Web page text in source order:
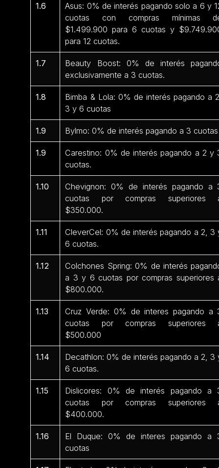
1.6
Asus: 0% de interés pagando solo a 6 y
cuotas con compras mínimas
$1.499.900 para 6 cuotas y
para 12 cuotas.
1.7
Beauty Boost: 0% de interés
exclusivamente a 3 cuotas.
1.8
Bimba & Lola: 0% de interés pagando a
3 y 6 cuotas
1.9 Bylmo: 0% de interés pagando a 3 cuotas
1.9
Carestino: 0% de interés pagando a 2 y
cuotas.
1.10
Chevignon: 0% de interés pagando a
cuotas por compras superiores
$350.000.
1.11
CleverCel: 0% de interés pagando a 2, 3
6 cuotas.
1.12
Colchones Spring: 0% de interés
a 3 y 6 cuotas por compras superiores
$800.000.
1.13
Cruz Verde: 0% de interes pagando a
cuotas por compras superiores
$500.000
1.14
Decathlon: 0% de interés pagando a 2, 3
6 cuotas.
1.15
Dislicores: 0% de interés pagando a
cuotas por compras superiores
$400.000.
1.16
El Duque: 0% de interes pagando a
cuotas